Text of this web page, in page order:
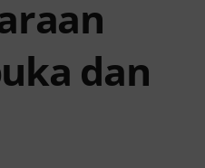
dan